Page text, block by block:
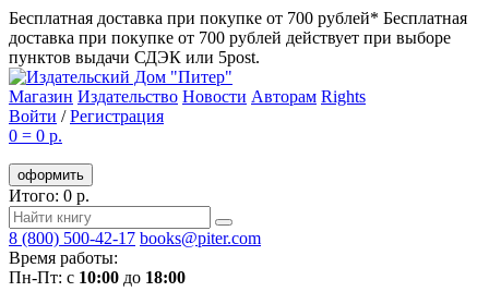
Бесплатная доставка при покупке от 700 рублей* Бесплатная
доставка при покупке от 700 рублей действует при выборе
пунктов выдачи СДЭК или 5post.
Магазин Издательство Новости Авторам Rights
Войти /Регистрация
0 = 0 р.
оформить
Итого: 0 р.
8 (800) 500-42-17 books@piter.com
Время работы:
Пн-Пт: с 10:00 до 18:00